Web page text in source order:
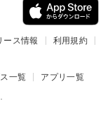
ース情報
利用規約
一覧 アプリ一覧